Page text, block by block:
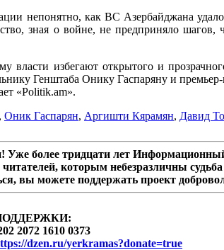
непонятно, как ВС Азербайджана
зная о войне, не предприняло
власти избегают открытого и
Генштаба Онику Гаспаряну и
«Рolitik.am».
, Оник Гаспарян, Аргишти Кярамян, Давид
Уже более тридцати лет
читателей, которым небезразличны
вы можете поддержать проект
2072 1610 0373
dzen.ru/yerkramas?donate=true